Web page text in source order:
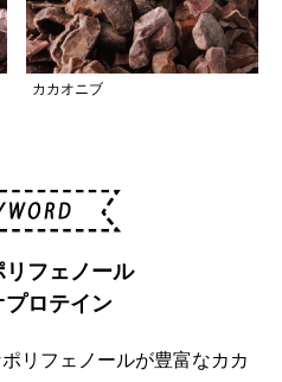
カカオニブ
リフェノール
プロテイン
リフェノールが豊富なカカ